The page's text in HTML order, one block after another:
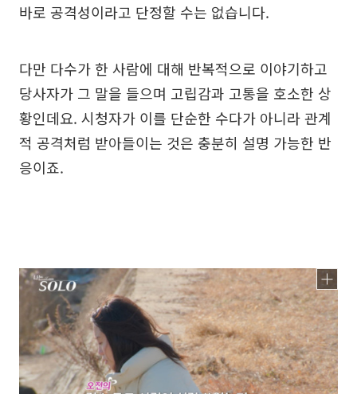
바로 공격성이라고 단정할 수는 없습니다.
다만 다수가 한 사람에 대해 반복적으로 이야기하고
당사자가 그 말을 들으며 고립감과 고통을 호소한 상
황인데요. 시청자가 이를 단순한 수다가 아니라 관계
적 공격처럼 받아들이는 것은 충분히 설명 가능한 반
응이죠.